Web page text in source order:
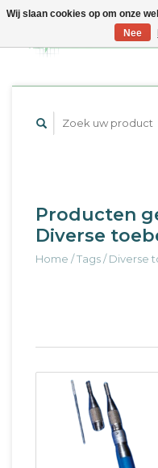
Producten
Diverse
Home /Tags/Diverse
Wij slaan cookies op om onze
Nee